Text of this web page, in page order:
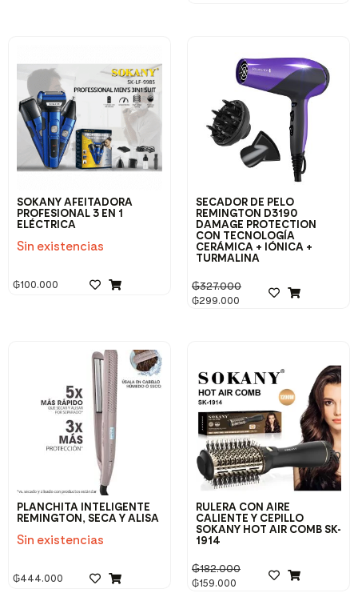
SOKANY AFEITADORA
PROFESIONAL 3 EN 1
ELÉCTRICA
Sin existencias
₲100.000
SECADOR DE PELO
REMINGTON D3190
DAMAGE PROTECTION
CON TECNOLOGÍA
CERÁMICA + IÓNICA +
TURMALINA
₲327.000
₲299.000
PLANCHITA INTELIGENTE
REMINGTON, SECA Y ALISA
Sin existencias
₲444.000
RULERA CON AIRE
CALIENTE Y CEPILLO
SOKANY HOT AIR COMB SK-
1914
₲182.000
₲159.000